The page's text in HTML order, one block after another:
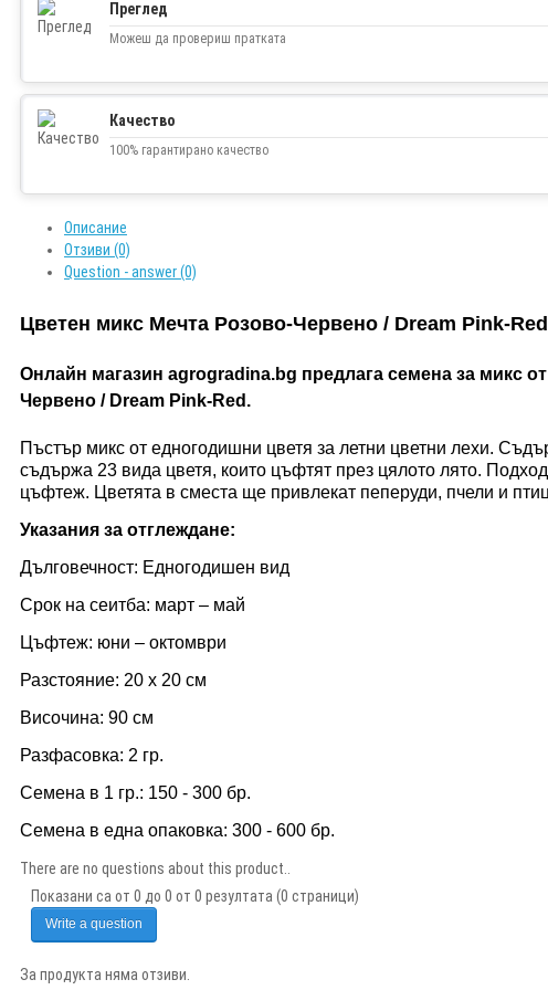
Преглед
Можеш да провериш пратката
Качество
100% гарантирано качество
Описание
Отзиви (0)
Question - answer (0)
Цветен микс Мечта Розово-Червено / Dream Pink-Red
Онлайн магазин agrogradina.bg предлага семена за микс
Червено / Dream Pink-Red.
Пъстър микс от едногодишни цветя за летни цветни лехи.
съдържа 23 вида цветя, които цъфтят през цялото лято.
цъфтеж. Цветята в сместа ще привлекат пеперуди, пчели и
Указания за отглеждане:
Дълговечност: Едногодишен вид
Срок на сеитба: март – май
Цъфтеж: юни – октомври
Разстояние: 20 х 20 см
Височина: 90 см
Разфасовка: 2 гр.
Семена в 1 гр.: 150 - 300 бр.
Семена в една опаковка: 300 - 600 бр.
There are no questions about this product..
Показани са от 0 до 0 от 0 резултата (0 страници)
Write a question
За продукта няма отзиви.